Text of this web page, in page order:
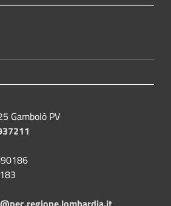
Gambolò PV